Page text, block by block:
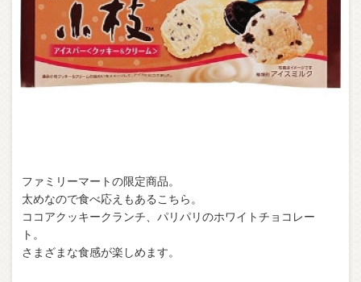
ファミリーマートの限定商品。
太めなので食べ応えもあるこちら。
ココアクッキークランチ、パリパリのホワイトチョコレー
ト。
さまざまな食感が楽しめます。